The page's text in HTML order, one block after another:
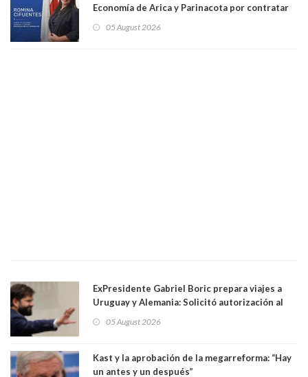
Economía de Arica y Parinacota por contratar
una militante de RN, detenida con 47 kilos de
05 August 2026
ExPresidente Gabriel Boric prepara viajes a
Uruguay y Alemania: Solicitó autorización al
05 August 2026
Kast y la aprobación de la megarreforma: “Hay
un antes y un después”